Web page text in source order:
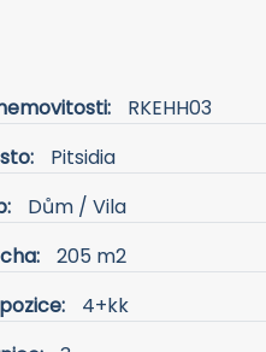
RKEHH03
Pitsidia
Dům / Vila
205 m2
4+kk